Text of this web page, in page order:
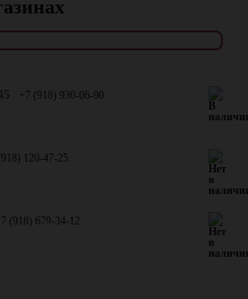
+7 (918) 930-06-90
120-47-25
(918) 679-34-12